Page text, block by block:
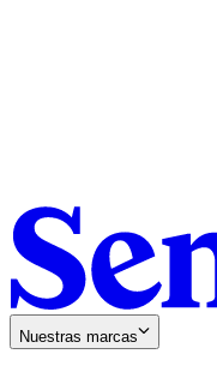
Nuestras marcas